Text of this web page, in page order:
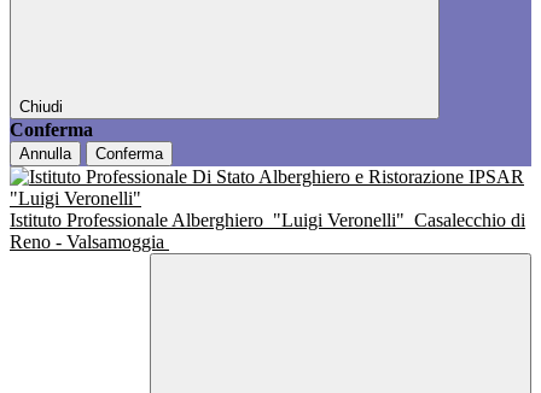
Chiudi
Conferma
Annulla Conferma
Istituto Professionale Alberghiero "Luigi Veronelli" Casalecchio di
Reno - Valsamoggia